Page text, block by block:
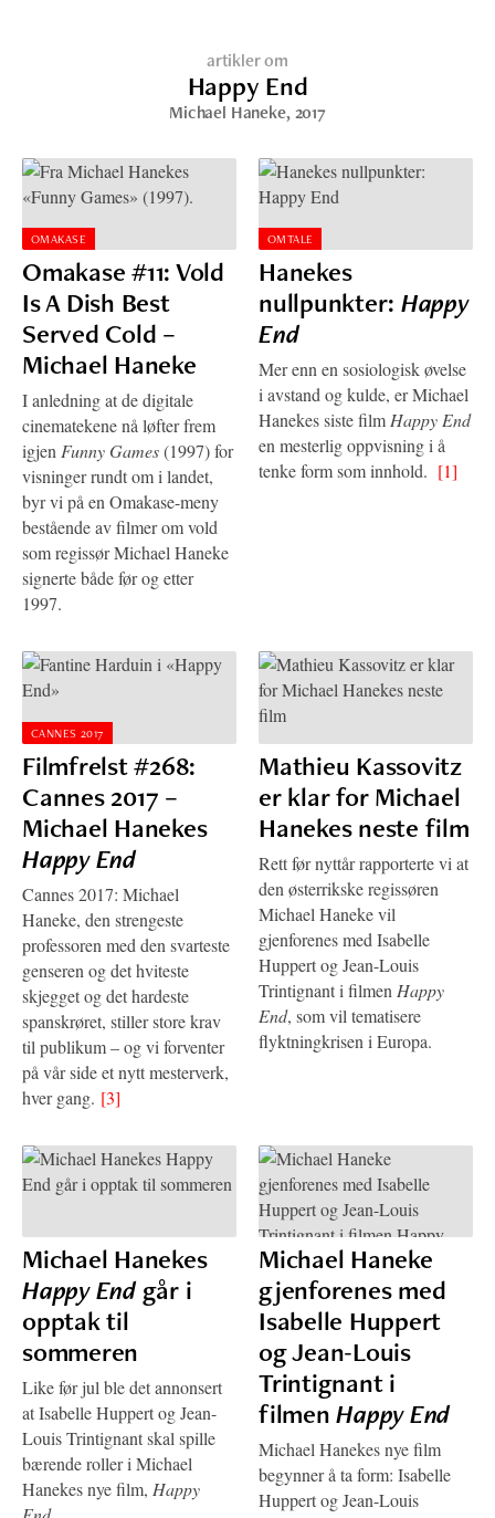
artikler om
Happy End
Michael Haneke, 2017
OMAKASE
Omakase #11: Vold
Is A Dish Best
Served Cold –
Michael Haneke
I anledning at de digitale
cinematekene nå løfter frem
igjenFunny Games(1997) for
visninger rundt om i landet,
byr vi på en Omakase-meny
bestående av filmer om vold
som regissør Michael Haneke
signerte både før og etter
1997.
OMTALE
Hanekes
nullpunkter: Happy
End
Mer enn en sosiologisk øvelse
i avstand og kulde, er Michael
Hanekes siste filmHappy End
en mesterlig oppvisning i å
tenke form som innhold. [1]
CANNES 2017
Filmfrelst #268:
Cannes 2017 –
Michael Hanekes
Happy End
Cannes 2017: Michael
Haneke, den strengeste
professoren med den svarteste
genseren og det hviteste
skjegget og det hardeste
spanskrøret, stiller store krav
til publikum – og vi forventer
på vår side et nytt mesterverk,
hver gang. [3]
Mathieu Kassovitz
er klar for Michael
Hanekes neste film
Rett før nyttår rapporterte vi at
den østerrikske regissøren
Michael Haneke vil
gjenforenes med Isabelle
Huppert og Jean-Louis
Trintignant i filmen Happy
End, som vil tematisere
flyktningkrisen i Europa.
Michael Hanekes
Happy Endgår i
opptak til
sommeren
Like før jul ble det annonsert
at Isabelle Huppert og Jean-
Louis Trintignant skal spille
bærende roller i Michael
Hanekes nye film, Happy
Michael Haneke
gjenforenes med
Isabelle Huppert
og Jean-Louis
Trintignant i
filmenHappy End
Michael Hanekes nye film
begynner å ta form: Isabelle
Huppert og Jean-Louis